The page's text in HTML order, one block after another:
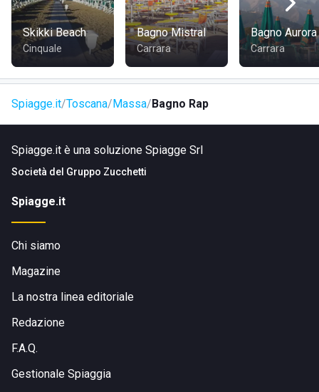
Skikki Beach
Cinquale
Bagno Mistral
Carrara
Bagno Aurora
Carrara
Spiagge.it Toscana Massa Bagno Rap
Spiagge.it è una soluzione Spiagge Srl
Società del Gruppo Zucchetti
Spiagge.it
Chi siamo
Magazine
La nostra linea editoriale
Redazione
F.A.Q.
Gestionale Spiaggia